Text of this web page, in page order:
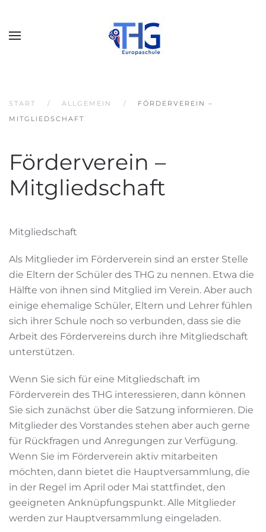
START ALLGEMEIN
FÖRDERVEREIN –
MITGLIEDSCHAFT
Förderverein –
Mitgliedschaft
Mitgliedschaft
Als Mitglieder im Förderverein sind an erster Stelle
die Eltern der Schüler des THG zu nennen. Etwa die
Hälfte von ihnen sind Mitglied im Verein. Aber auch
einige ehemalige Schüler, Eltern und Lehrer fühlen
sich ihrer Schule noch so verbunden, dass sie die
Arbeit des Fördervereins durch ihre Mitgliedschaft
unterstützen.
Wenn Sie sich für eine Mitgliedschaft im
Förderverein des THG interessieren, dann können
Sie sich zunächst über die Satzung informieren. Die
Mitglieder des Vorstandes stehen aber auch gerne
für Rückfragen und Anregungen zur Verfügung.
Wenn Sie im Förderverein aktiv mitarbeiten
möchten, dann bietet die Hauptversammlung, die
in der Regel im April oder Mai stattfindet, den
geeigneten Anknüpfungspunkt. Alle Mitglieder
werden zur Hauptversammlung eingeladen.